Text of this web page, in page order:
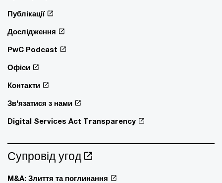
Публікації
Дослідження
PwC Podcast
Офіси
Контакти
Зв'язатися з нами
Digital Services Act Transparency
Супровід угод
M&A: Злиття та поглинання